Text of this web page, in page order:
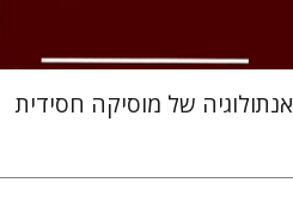
אנתולוגיה של מוסיקה חסידית